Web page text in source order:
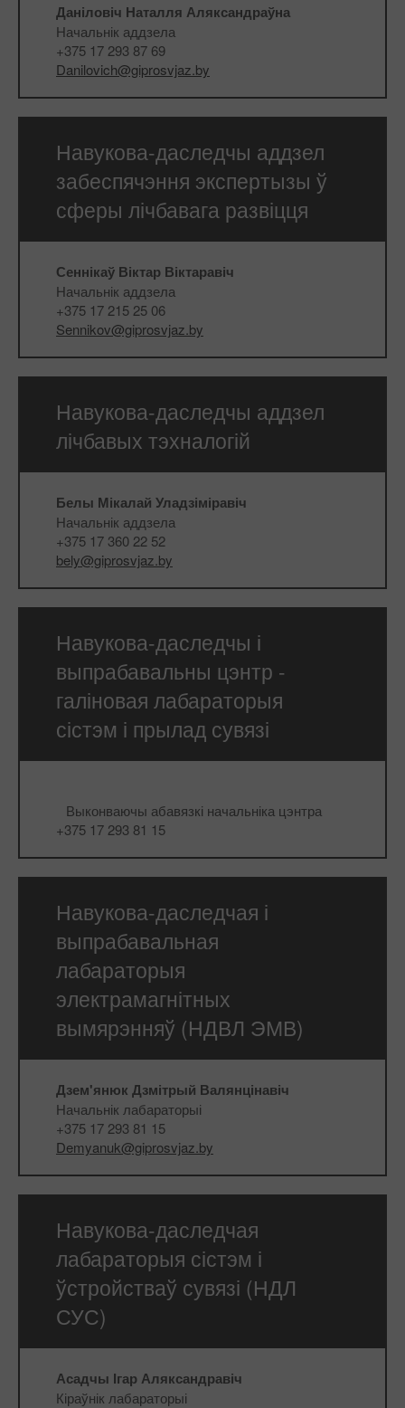
Даніловіч Наталля Аляксандраўна
Начальнік аддзела
+375 17 293 87 69
Danilovich@giprosvjaz.by
Навукова-даследчы аддзел
забеспячэння экспертызы ў
сферы лічбавага развіцця
Сеннікаў Віктар Віктаравіч
Начальнік аддзела
+375 17 215 25 06
Sennikov@giprosvjaz.by
Навукова-даследчы аддзел
лічбавых тэхналогій
Белы Мікалай Уладзіміравіч
Начальнік аддзела
+375 17 360 22 52
bely@giprosvjaz.by
Навукова-даследчы і
выпрабавальны цэнтр -
галіновая лабараторыя
сістэм і прылад сувязі
⠀Выконваючы абавязкі начальніка цэнтра
+375 17 293 81 15
Навукова-даследчая і
выпрабавальная
лабараторыя
электрамагнітных
вымярэнняў (НДВЛ ЭМВ)
Дзем'янюк Дзмітрый Валянцінавіч
Начальнік лабараторыі
+375 17 293 81 15
Demyanuk@giprosvjaz.by
Навукова-даследчая
лабараторыя сістэм і
ўстройстваў сувязі (НДЛ
СУС)
Асадчы Ігар Аляксандравіч
Кіраўнік лабараторыі